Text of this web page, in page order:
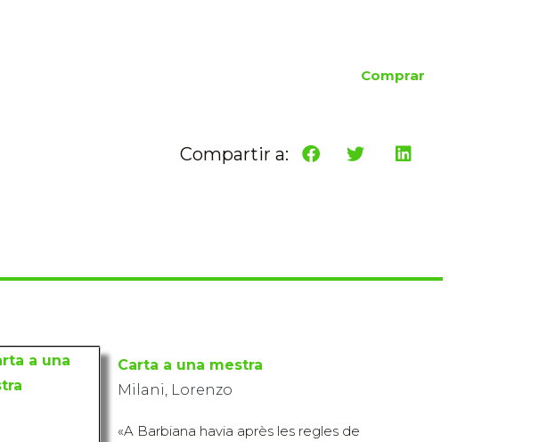
Comprar
Compartir a:
Carta a una mestra
Milani, Lorenzo
«A Barbiana havia après les regles de